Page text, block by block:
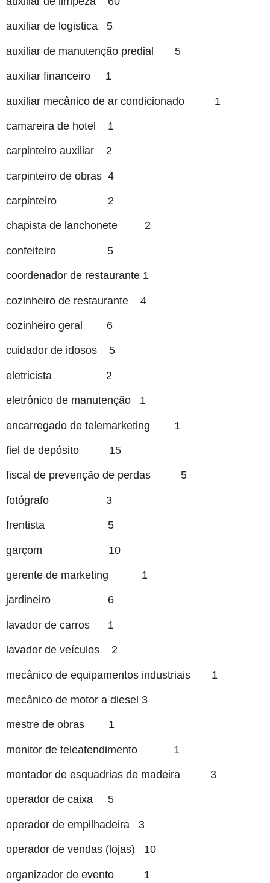
auxiliar de logistica 5
auxiliar de manutenção predial 5
auxiliar financeiro 1
auxiliar mecânico de ar condicionado 1
camareira de hotel 1
carpinteiro auxiliar 2
carpinteiro de obras 4
carpinteiro 2
chapista de lanchonete 2
confeiteiro 5
coordenador de restaurante 1
cozinheiro de restaurante 4
cozinheiro geral 6
cuidador de idosos 5
eletricista 2
eletrônico de manutenção 1
encarregado de telemarketing 1
fiel de depósito 15
fiscal de prevenção de perdas 5
fotógrafo 3
frentista 5
garçom 10
gerente de marketing 1
jardineiro 6
lavador de carros 1
lavador de veículos 2
mecânico de equipamentos industriais 1
mecânico de motor a diesel 3
mestre de obras 1
monitor de teleatendimento 1
montador de esquadrias de madeira 3
operador de caixa 5
operador de empilhadeira 3
operador de vendas (lojas) 10
organizador de evento 1